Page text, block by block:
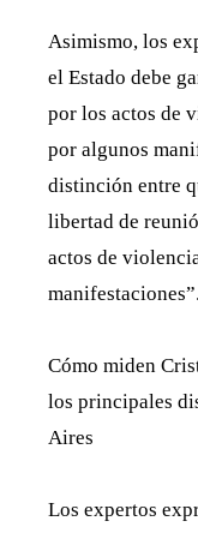
Asimismo, los
el Estado debe
por los actos de
por algunos
distinción entre
libertad de
actos de
manifestaciones”.
Cómo miden
los principales
Aires
Los expertos